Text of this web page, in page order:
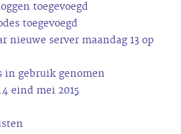
toegevoegd
toegevoegd
nieuwe server maandag 13 op
in gebruik genomen
eind mei 2015